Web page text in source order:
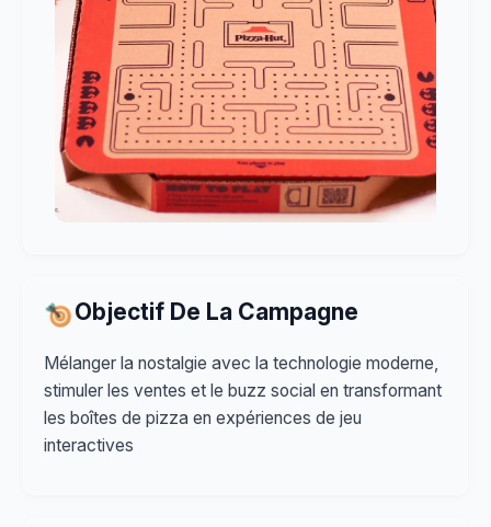
Objectif De La Campagne
Mélanger la nostalgie avec la technologie moderne,
stimuler les ventes et le buzz social en transformant
les boîtes de pizza en expériences de jeu
interactives